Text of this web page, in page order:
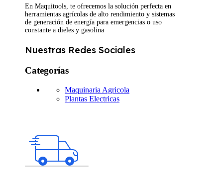
En Maquitools, te ofrecemos la solución perfecta en
herramientas agrícolas de alto rendimiento y sistemas
de generación de energía para emergencias o uso
constante a dieles y gasolina
Nuestras Redes Sociales
Categorías
Maquinaria Agricola
Plantas Electricas